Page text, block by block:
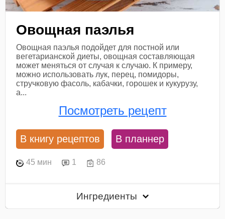
Овощная паэлья
Овощная паэлья подойдет для постной или
вегетарианской диеты, овощная составляющая
может меняться от случая к случаю. К примеру,
можно использовать лук, перец, помидоры,
стручковую фасоль, кабачки, горошек и кукурузу,
а...
Посмотреть рецепт
В книгу рецептов В планнер
45 мин 1 86
Ингредиенты